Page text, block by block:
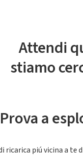
Attendi
stiamo
Prova a
piú vicina a te